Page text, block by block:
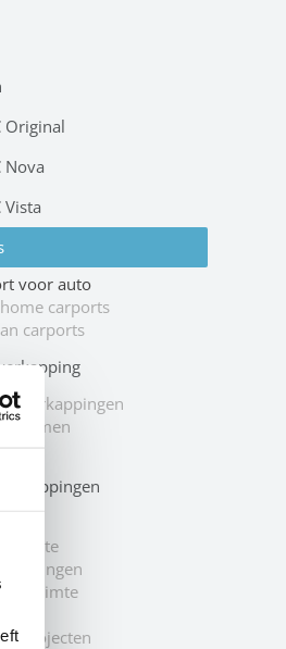
Original
Nova
Vista
voor auto
carports
carports
overkappingen
ruimte
projecten